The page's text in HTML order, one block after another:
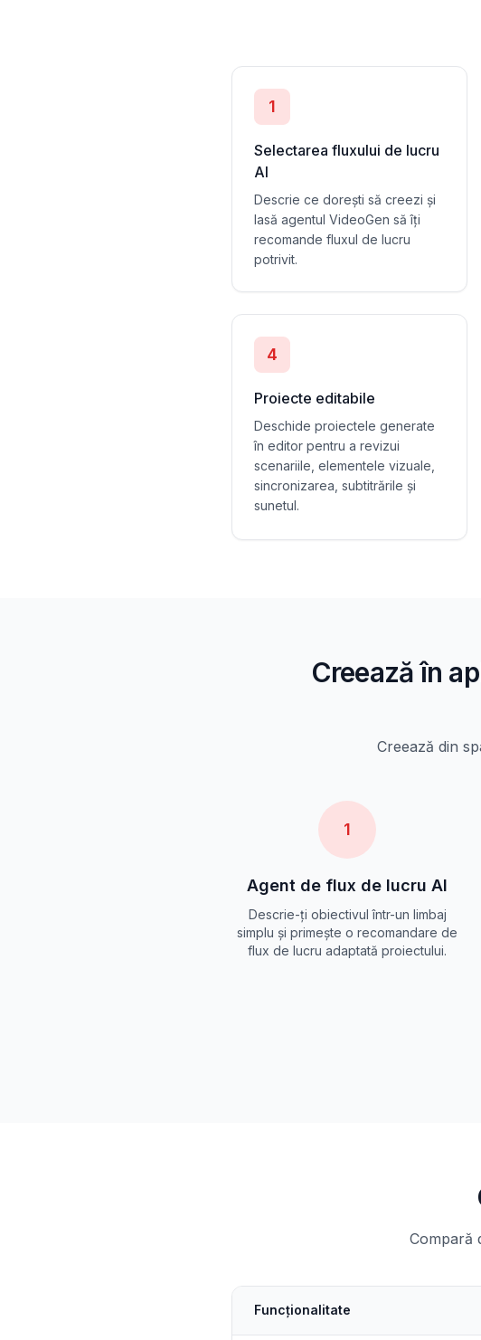
1
Selectarea fluxului de lucru
AI
Descrie ce dorești să creezi și
lasă agentul VideoGen să îți
recomande fluxul de lucru
potrivit.
4
Proiecte editabile
Deschide proiectele generate
în editor pentru a revizui
scenariile, elementele vizuale,
sincronizarea, subtitrările și
sunetul.
Creează în
Creează din
1
Agent de flux de lucru AI
Descrie-ți obiectivul într-un limbaj
simplu și primește o recomandare de
flux de lucru adaptată proiectului.
Compară
Funcționalitate